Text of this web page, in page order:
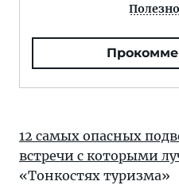
12 самых опасных
встречи с которыми
«Тонкостях туризма»